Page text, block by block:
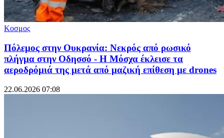
Κοσμος
Πόλεμος στην Ουκρανία: Νεκρός από ρωσικό
πλήγμα στην Οδησσό - Η Μόσχα έκλεισε τα
αεροδρόμιά της μετά από μαζική επίθεση με drones
22.06.2026 07:08